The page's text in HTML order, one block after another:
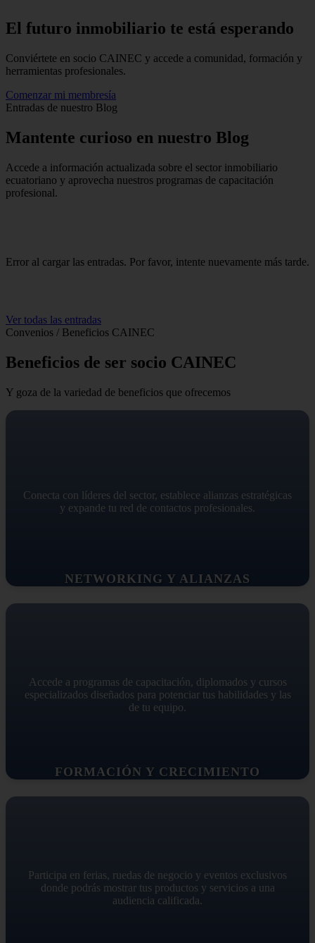
El futuro inmobiliario te está esperando
Conviértete en socio CAINEC y accede a comunidad, formación y
herramientas profesionales.
Comenzar mi membresía
Entradas de nuestro Blog
Mantente curioso en nuestro Blog
Accede a información actualizada sobre el sector inmobiliario
ecuatoriano y aprovecha nuestros programas de capacitación
profesional.
Error al cargar las entradas. Por favor, intente nuevamente más tarde.
Ver todas las entradas
Convenios / Beneficios CAINEC
Beneficios de ser socio CAINEC
Y goza de la variedad de beneficios que ofrecemos
NETWORKING Y ALIANZAS
Conecta con líderes del sector, establece alianzas estratégicas
y expande tu red de contactos profesionales.
FORMACIÓN Y CRECIMIENTO
Accede a programas de capacitación, diplomados y cursos
especializados diseñados para potenciar tus habilidades y las
de tu equipo.
Participa en ferias, ruedas de negocio y eventos exclusivos
donde podrás mostrar tus productos y servicios a una
audiencia calificada.